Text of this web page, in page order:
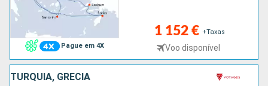
Pague em 4X
1 152 € +Taxas
Voo disponível
TURQUIA, GRÉCIA